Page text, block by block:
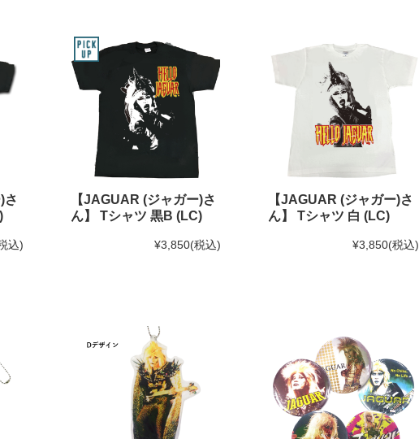
さ
込)
【JAGUAR (ジャガー)さ
ん】 Tシャツ 黒B (LC)
¥3,850(税込)
【JAGUAR (ジャガー)さ
ん】 Tシャツ 白 (LC)
¥3,850(税込)